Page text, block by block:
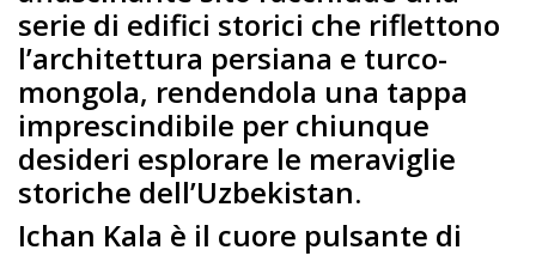
serie di edifici storici che riflettono
l’architettura persiana e turco-
mongola, rendendola una tappa
imprescindibile per chiunque
desideri esplorare le meraviglie
storiche dell’Uzbekistan.
Ichan Kala è il cuore pulsante di